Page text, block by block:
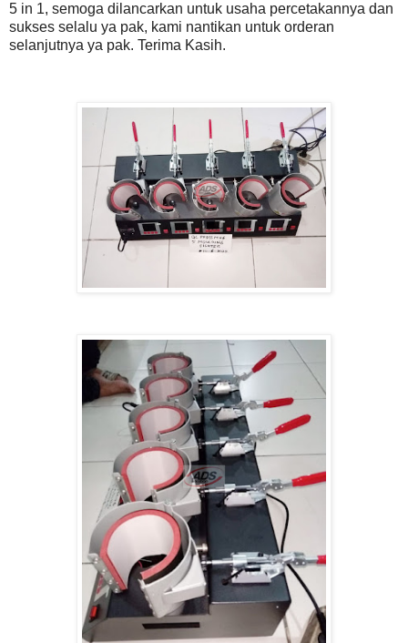
5 in 1, semoga dilancarkan untuk usaha percetakannya dan
sukses selalu ya pak, kami nantikan untuk orderan
selanjutnya ya pak. Terima Kasih.